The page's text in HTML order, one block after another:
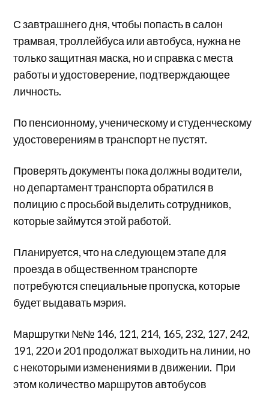
С завтрашнего дня, чтобы попасть в салон
трамвая, троллейбуса или автобуса, нужна не
только защитная маска, но и справка с места
работы и удостоверение, подтверждающее
личность.
По пенсионному, ученическому и студенческому
удостоверениям в транспорт не пустят.
Проверять документы пока должны водители,
но департамент транспорта обратился в
полицию с просьбой выделить сотрудников,
которые займутся этой работой.
Планируется, что на следующем этапе для
проезда в общественном транспорте
потребуются специальные пропуска, которые
будет выдавать мэрия.
Маршрутки №№ 146, 121, 214, 165, 232, 127, 242,
191, 220 и 201 продолжат выходить на линии, но
с некоторыми изменениями в движении. При
этом количество маршрутов автобусов